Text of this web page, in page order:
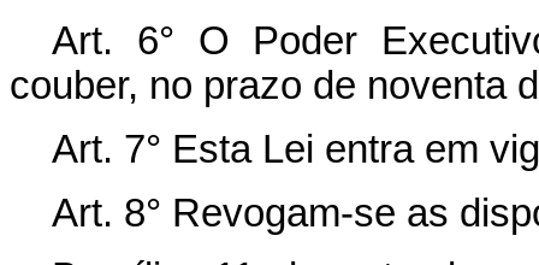
Art. 6° O Poder
couber, no prazo de noventa
Art. 7° Esta Lei entra em
Art. 8° Revogam-se as